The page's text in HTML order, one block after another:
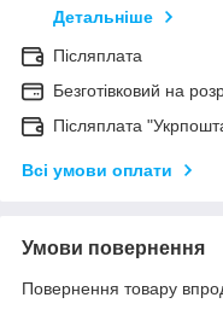
Детальніше
Післяплата
Безготівковий на
Післяплата
Всі умови оплати
Умови повернення
Повернення товару